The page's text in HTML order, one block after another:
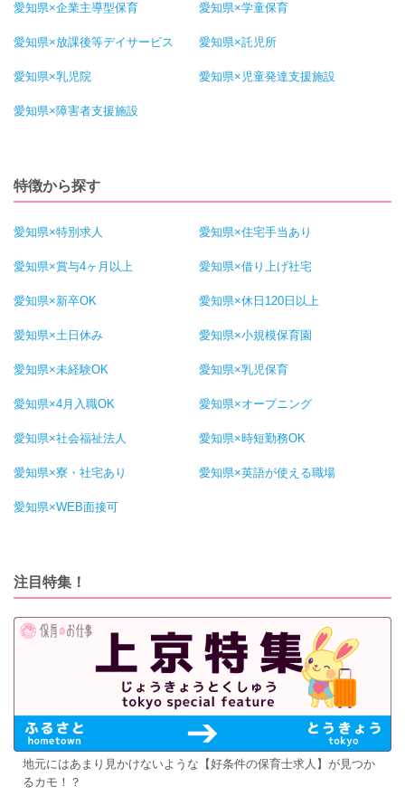
愛知県×企業主導型保育 愛知県×学童保育
愛知県×放課後等デイサービス 愛知県×託児所
愛知県×乳児院 愛知県×児童発達支援施設
愛知県×障害者支援施設
特徴から探す
愛知県×特別求人 愛知県×住宅手当あり
愛知県×賞与4ヶ月以上 愛知県×借り上げ社宅
愛知県×新卒OK 愛知県×休日120日以上
愛知県×土日休み 愛知県×小規模保育園
愛知県×未経験OK 愛知県×乳児保育
愛知県×4月入職OK 愛知県×オープニング
愛知県×社会福祉法人 愛知県×時短勤務OK
愛知県×寮・社宅あり 愛知県×英語が使える職場
愛知県×WEB面接可
注目特集！
地元にはあまり見かけないような【好条件の保育士求人】が見つか
るカモ！？